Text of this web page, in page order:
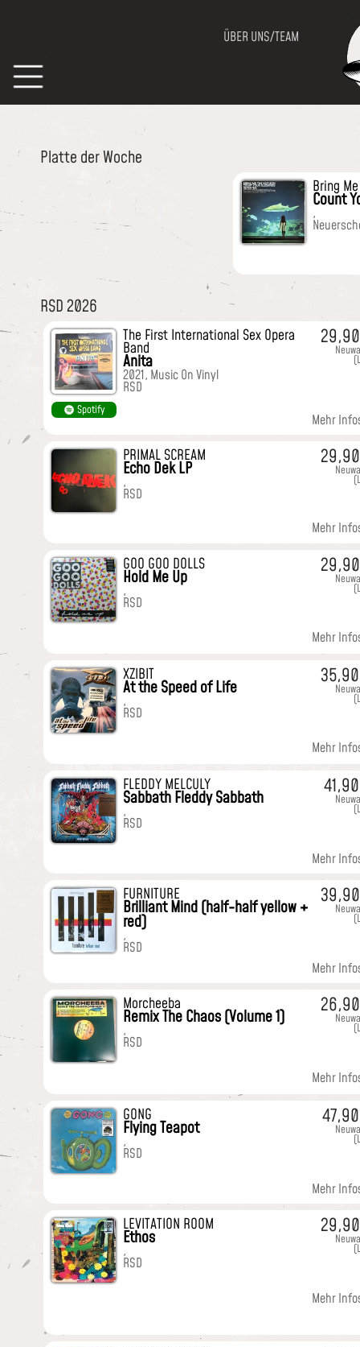
ÜBER UNS/TEAM
Platte der Woche
Bring
Count
,
RSD 2026
Spotify
The First International Sex Opera
Band
Anita
2021, Music On Vinyl
RSD
Mehr
PRIMAL SCREAM
Echo Dek LP
,
RSD
Mehr
GOO GOO DOLLS
Hold Me Up
,
RSD
Mehr
XZIBIT
At the Speed of Life
,
RSD
Mehr
FLEDDY MELCULY
Sabbath Fleddy Sabbath
,
RSD
Mehr
FURNITURE
Brilliant Mind (half-half yellow +
red)
,
RSD
Mehr
Morcheeba
Remix The Chaos (Volume 1)
,
RSD
Mehr
GONG
Flying Teapot
,
RSD
Mehr
LEVITATION ROOM
Ethos
,
RSD
Mehr